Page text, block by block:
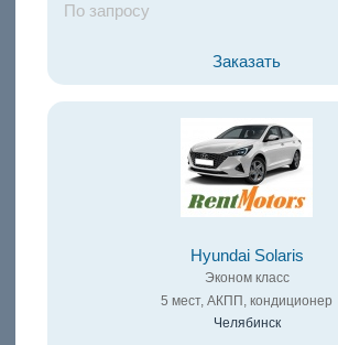
По запросу
Заказать
Hyundai Solaris
Эконом класс
5 мест, АКПП, кондиционер
Челябинск